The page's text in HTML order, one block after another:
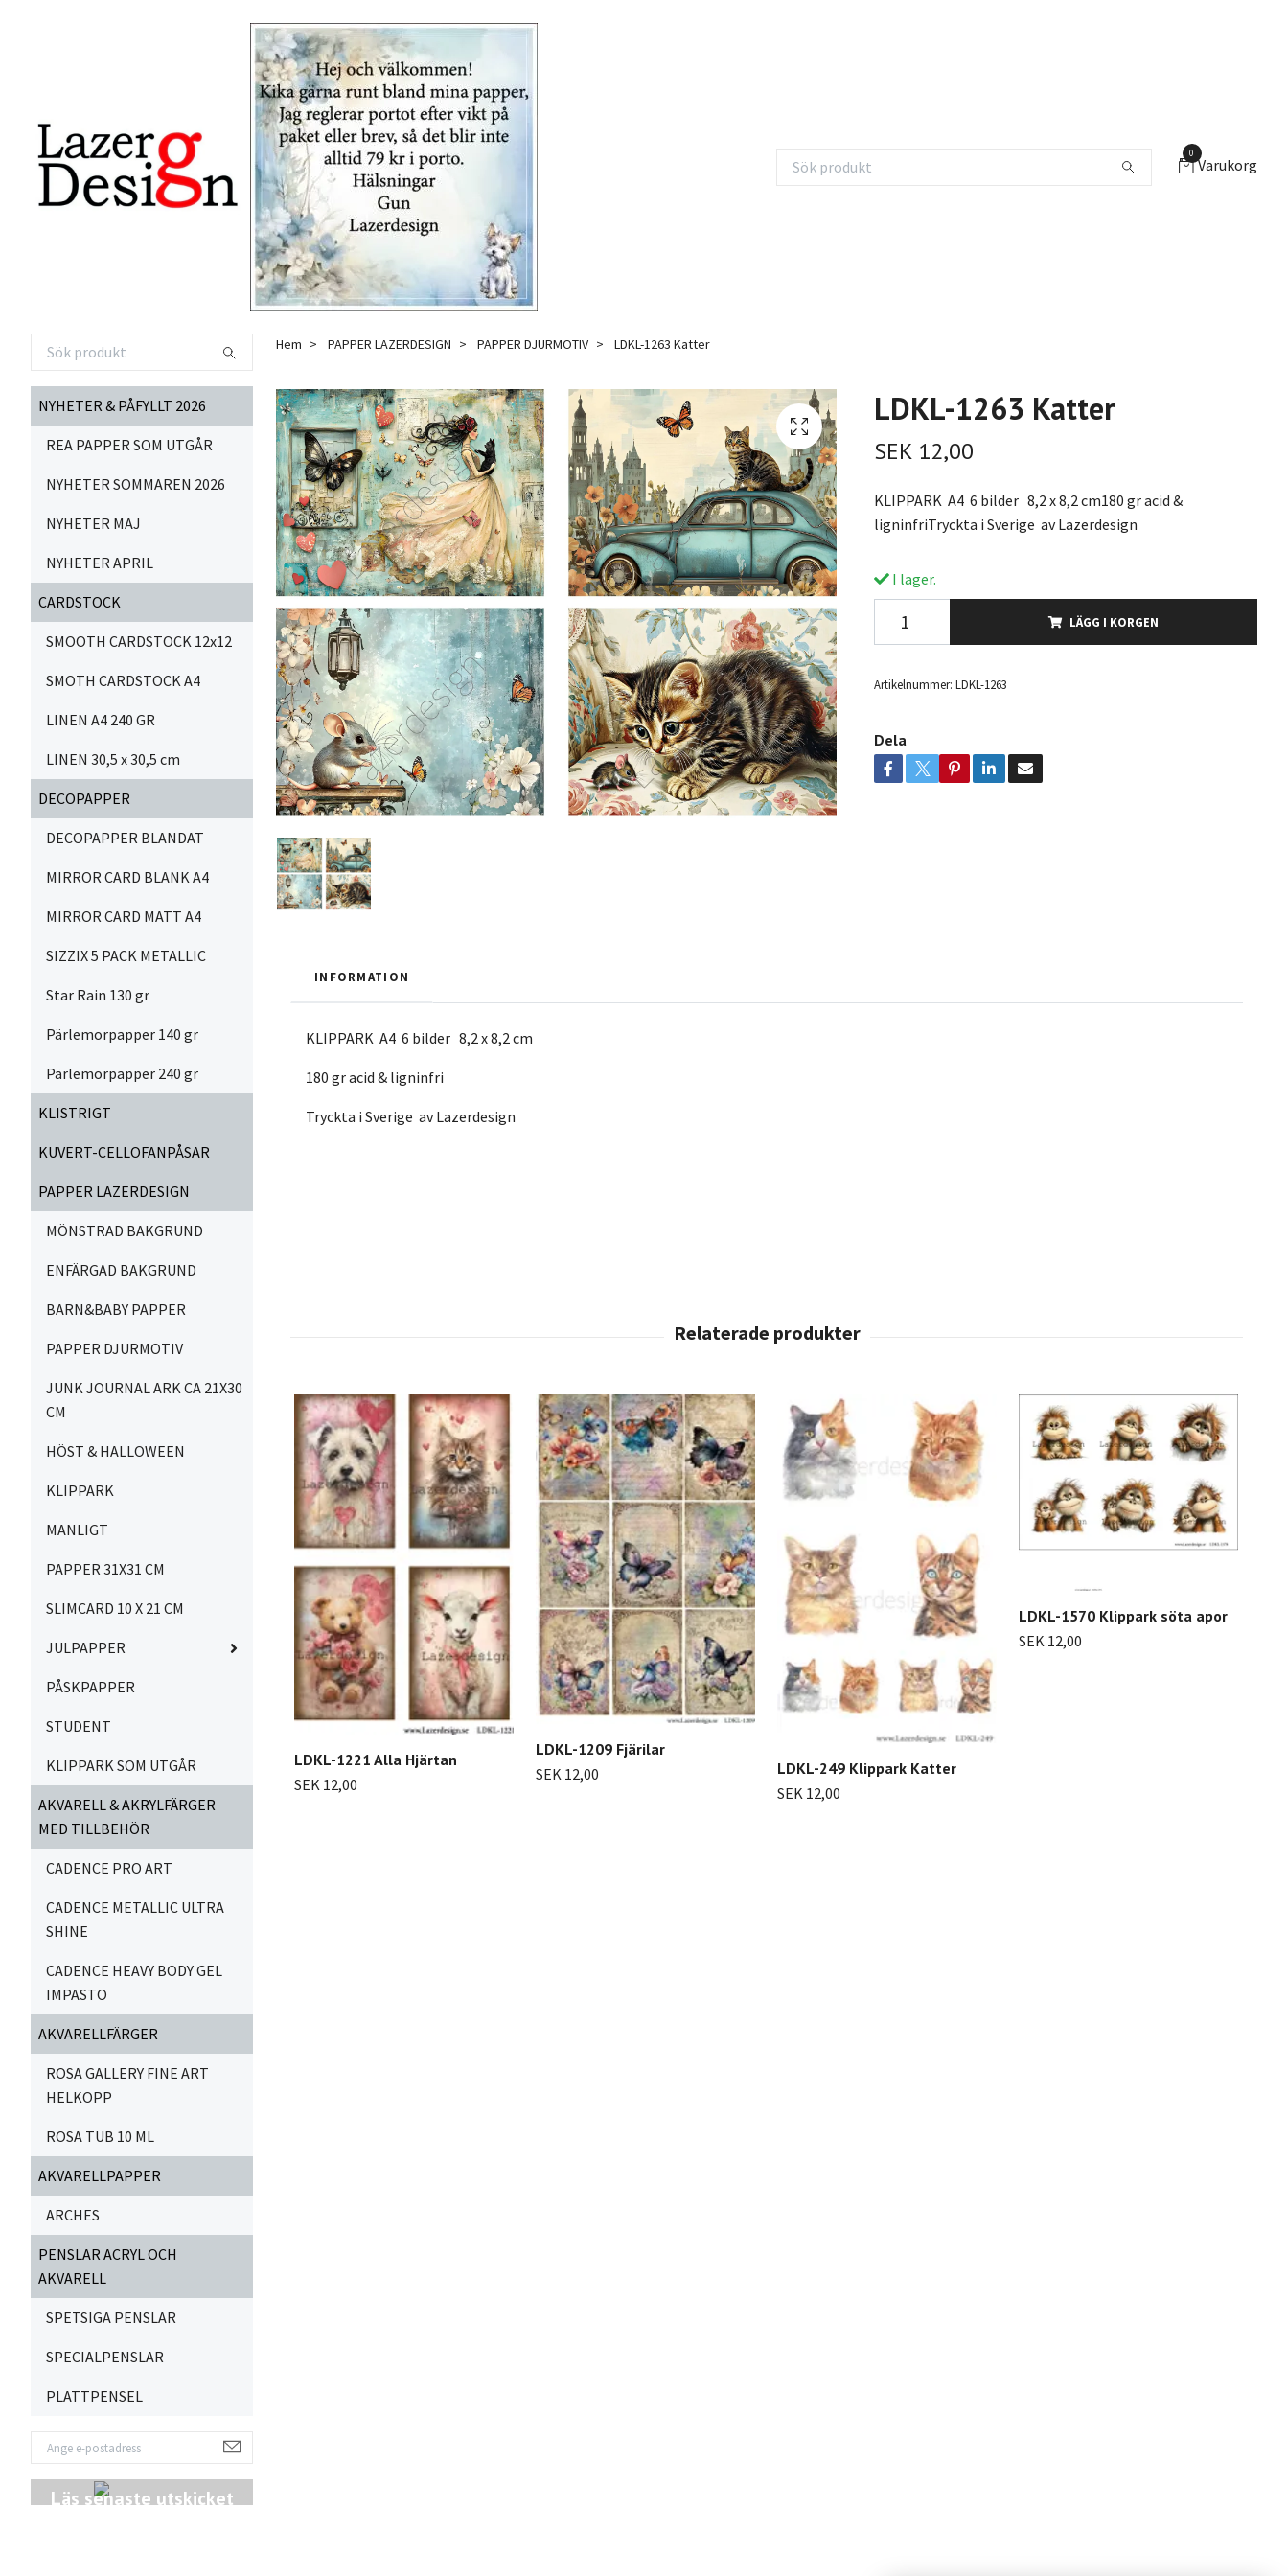
0
Varukorg
NYHETER & PÅFYLLT 2026
REA PAPPER SOM UTGÅR
NYHETER SOMMAREN 2026
NYHETER MAJ
NYHETER APRIL
CARDSTOCK
SMOOTH CARDSTOCK 12x12
SMOTH CARDSTOCK A4
LINEN A4 240 GR
LINEN 30,5 x 30,5 cm
DECOPAPPER
DECOPAPPER BLANDAT
MIRROR CARD BLANK A4
MIRROR CARD MATT A4
SIZZIX 5 PACK METALLIC
Star Rain 130 gr
Pärlemorpapper 140 gr
Pärlemorpapper 240 gr
KLISTRIGT
KUVERT-CELLOFANPÅSAR
PAPPER LAZERDESIGN
MÖNSTRAD BAKGRUND
ENFÄRGAD BAKGRUND
BARN&BABY PAPPER
PAPPER DJURMOTIV
JUNK JOURNAL ARK CA 21X30
CM
HÖST & HALLOWEEN
KLIPPARK
MANLIGT
PAPPER 31X31 CM
SLIMCARD 10 X 21 CM
JULPAPPER
PÅSKPAPPER
STUDENT
KLIPPARK SOM UTGÅR
AKVARELL & AKRYLFÄRGER
MED TILLBEHÖR
CADENCE PRO ART
CADENCE METALLIC ULTRA
SHINE
CADENCE HEAVY BODY GEL
IMPASTO
AKVARELLFÄRGER
ROSA GALLERY FINE ART
HELKOPP
ROSA TUB 10 ML
AKVARELLPAPPER
ARCHES
PENSLAR ACRYL OCH
AKVARELL
SPETSIGA PENSLAR
SPECIALPENSLAR
PLATTPENSEL
Läs senaste utskicket
Hem PAPPER LAZERDESIGN PAPPER DJURMOTIV LDKL-1263 Katter
LDKL-1263 Katter
SEK 12,00
KLIPPARK A4 6 bilder 8,2 x 8,2 cm180 gr acid &
ligninfriTryckta i Sverige av Lazerdesign
I lager.
LÄGG I KORGEN
Artikelnummer: LDKL-1263
Dela
INFORMATION
KLIPPARK A4 6 bilder 8,2 x 8,2 cm
180 gr acid & ligninfri
Tryckta i Sverige av Lazerdesign
LDKL-1221 Alla Hjärtan
SEK 12,00
LDKL-1209 Fjärilar
SEK 12,00
LDKL-249 Klippark Katter
SEK 12,00
LDKL-1570 Klippark söta apor
SEK 12,00